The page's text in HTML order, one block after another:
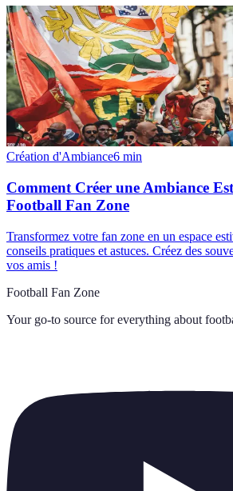
Création d'Ambiance6 min
Comment Créer une Ambiance
Football Fan Zone
Transformez votre fan zone en un espace
conseils pratiques et astuces. Créez des
vos amis !
Football Fan Zone
Your go-to source for everything about